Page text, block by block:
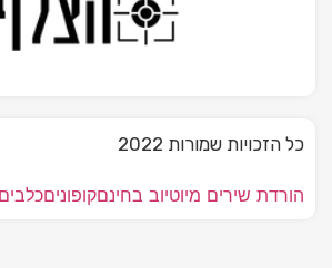
כל הזכויות שמורות 2022
הורדת שירים מיוטיוב בחינםקופונים